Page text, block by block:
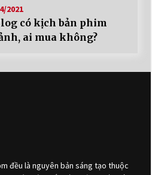
2021
có kịch bản phim
ai mua không?
đều là nguyên bản sáng tạo thuộc